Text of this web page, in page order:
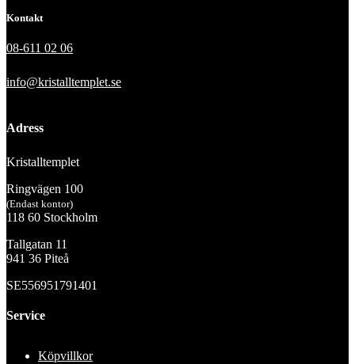
Kontakt
08-611 02 06
info@kristalltemplet.se
Adress
Kristalltemplet
Ringvägen 100
(Endast kontor)
118 60 Stockholm
Tallgatan 11
941 36 Piteå
SE556951791401
Service
Köpvillkor